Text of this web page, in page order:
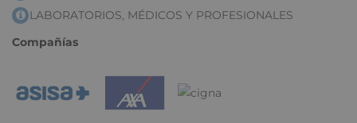
LABORATORIOS, MÉDICOS Y PROFESIONALES
Compañías